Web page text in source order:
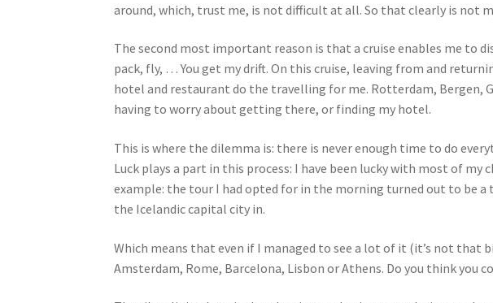
around, which, trust me, is not difficult at all. So that clearly is not
The second most important reason is that a cruise enables me to
pack, fly, … You get my drift. On this cruise, leaving from and
hotel and restaurant do the travelling for me. Rotterdam, Bergen,
having to worry about getting there, or finding my hotel.
This is where the dilemma is: there is never enough time to do
Luck plays a part in this process: I have been lucky with most of
example: the tour I had opted for in the morning turned out to be
the Icelandic capital city in.
Which means that even if I managed to see a lot of it (it’s not
Amsterdam, Rome, Barcelona, Lisbon or Athens. Do you think you